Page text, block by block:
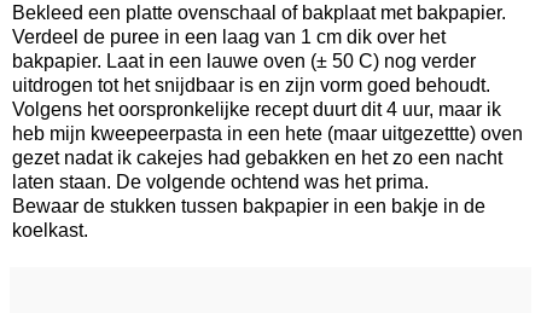
Bekleed een platte ovenschaal of bakplaat met bakpapier.
Verdeel de puree in een laag van 1 cm dik over het
bakpapier. Laat in een lauwe oven (± 50 C) nog verder
uitdrogen tot het snijdbaar is en zijn vorm goed behoudt.
Volgens het oorspronkelijke recept duurt dit 4 uur, maar ik
heb mijn kweepeerpasta in een hete (maar uitgezettte) oven
gezet nadat ik cakejes had gebakken en het zo een nacht
laten staan. De volgende ochtend was het prima.
Bewaar de stukken tussen bakpapier in een bakje in de
koelkast.